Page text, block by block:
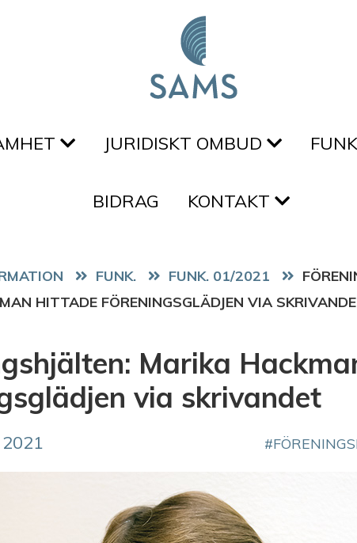
JURIDISKT OMBUD
BIDRAG KONTAKT
FUNK. FUNK. 01/2021
HITTADE FÖRENINGSGLÄDJEN VIA
Marika
via skrivandet